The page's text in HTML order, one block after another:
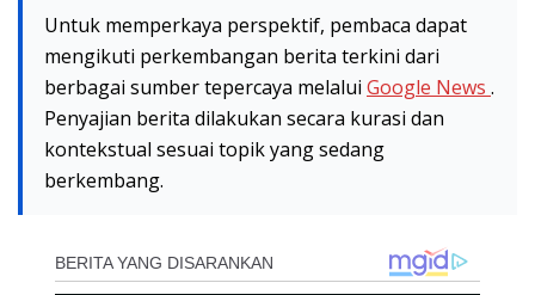
Untuk memperkaya perspektif, pembaca dapat
mengikuti perkembangan berita terkini dari
berbagai sumber tepercaya melalui Google News .
Penyajian berita dilakukan secara kurasi dan
kontekstual sesuai topik yang sedang
berkembang.